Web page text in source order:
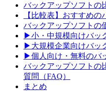
バックアップソフトの
【比較表】おすすめ
バックアップソフトの
▶小・中規模向けバッ
▶大規模企業向けバッ
▶個人向け・無料のバ
バックアップソフトの
質問（FAQ）
まとめ